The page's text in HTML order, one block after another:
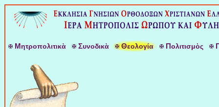
Μητροπολιτικὰ Συνοδικὰ Θεολογία Πολιτισμὸς